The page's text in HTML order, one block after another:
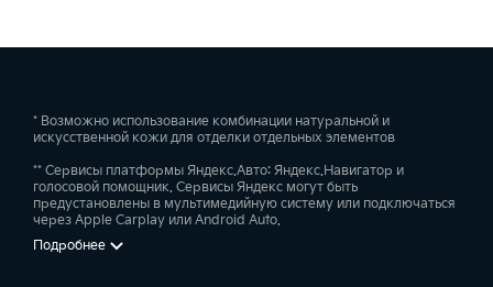
* Возможно использование комбинации натуральной и
искусственной кожи для отделки отдельных элементов
** Сервисы платформы Яндекс.Авто: Яндекс.Навигатор и
голосовой помощник. Сервисы Яндекс могут быть
предустановлены в мультимедийную систему или подключаться
через Apple Carplay или Android Auto.
Подробнее